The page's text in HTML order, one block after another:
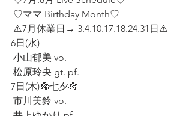
♡ママ Birthday Month♡
⚠️7月休業日→ 3.4.10.17.18.24.31日⚠️
6日(水)
小山郁美 vo.
松原玲央 gt. pf.
7日(木)🎋七夕🎋
市川美鈴 vo.